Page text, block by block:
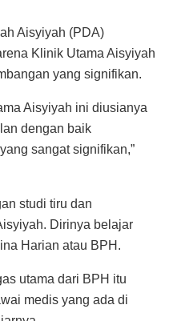
Aisyiyah (PDA)
Klinik Utama Aisyiyah
yang signifikan.
Aisyiyah ini diusianya
dengan baik
sangat signifikan,”
studi tiru dan
Dirinya belajar
Harian atau BPH.
utama dari BPH itu
medis yang ada di